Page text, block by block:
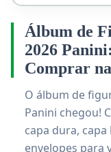
Álbum de
2026
Comprar
O álbum de
Panini chegou!
capa dura,
envelopes para